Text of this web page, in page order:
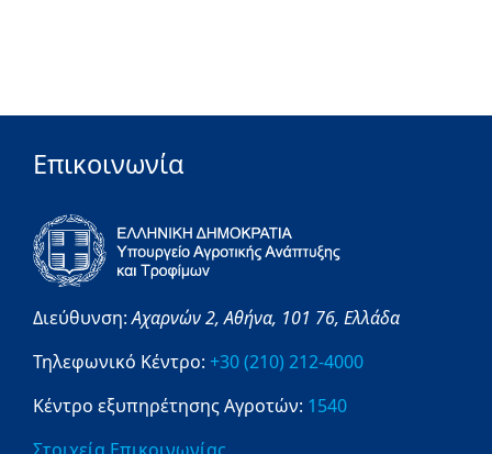
Επικοινωνία
Διεύθυνση:Αχαρνών 2,Αθήνα, 101 76, Ελλάδα
Τηλεφωνικό Κέντρο: +30 (210) 212-4000
Κέντρο εξυπηρέτησης Αγροτών: 1540
Στοιχεία Επικοινωνίας